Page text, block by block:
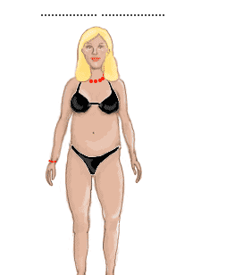
................ ..................